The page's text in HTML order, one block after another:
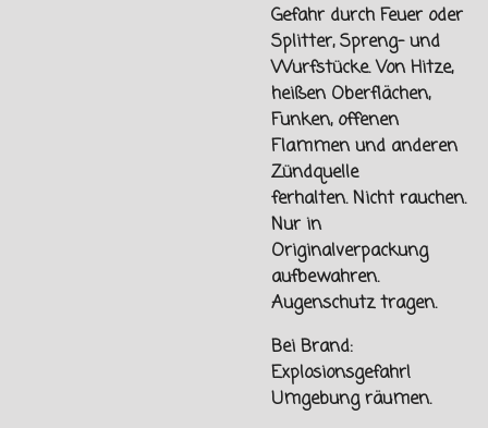
Gefahr durch Feuer oder
Splitter, Spreng- und
Wurfstücke. Von Hitze,
heißen Oberflächen,
Funken, offenen
Flammen und anderen
Zündquelle
ferhalten.Nicht rauchen.
Nur in
Originalverpackung
aufbewahren.
Augenschutz tragen.
Bei Brand:
Explosionsgefahr!
Umgebung räumen.